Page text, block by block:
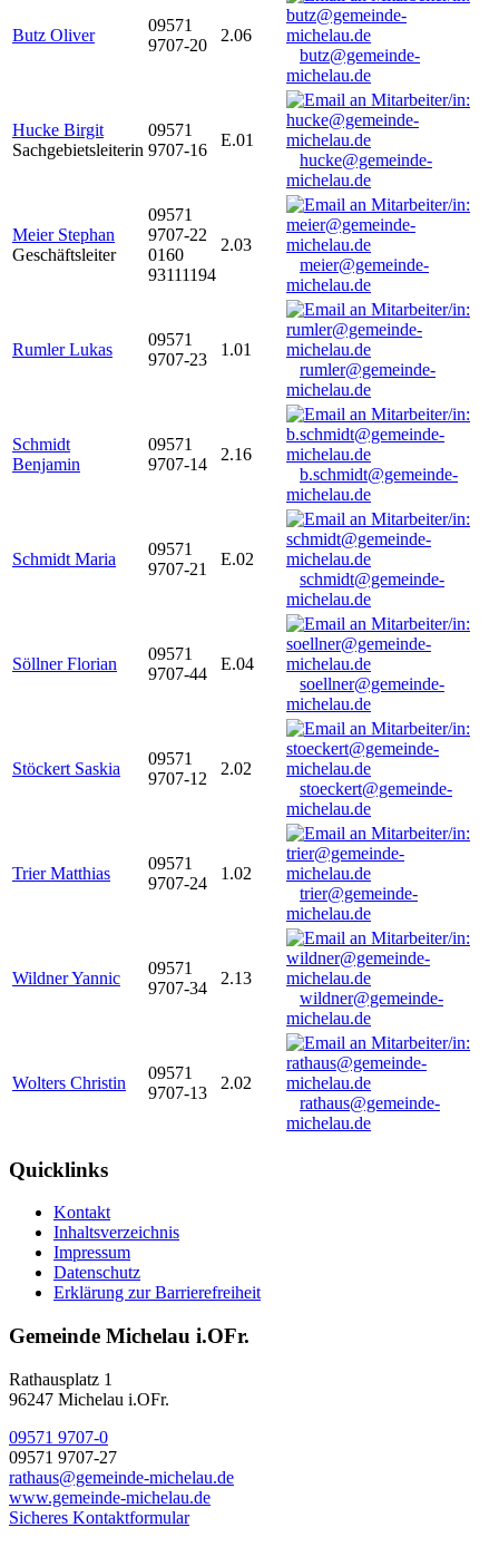
Butz Oliver
09571
9707-20
2.06
butz@gemeinde-
michelau.de
Hucke Birgit
Sachgebietsleiterin
09571
9707-16
E.01
hucke@gemeinde-
michelau.de
Meier Stephan
Geschäftsleiter
09571
9707-22
0160
93111194
2.03
meier@gemeinde-
michelau.de
Rumler Lukas
09571
9707-23
1.01
rumler@gemeinde-
michelau.de
Schmidt
Benjamin
09571
9707-14
2.16
b.schmidt@gemeinde-
michelau.de
Schmidt Maria
09571
9707-21
E.02
schmidt@gemeinde-
michelau.de
Söllner Florian
09571
9707-44
E.04
soellner@gemeinde-
michelau.de
Stöckert Saskia
09571
9707-12
2.02
stoeckert@gemeinde-
michelau.de
Trier Matthias
09571
9707-24
1.02
trier@gemeinde-
michelau.de
Wildner Yannic
09571
9707-34
2.13
wildner@gemeinde-
michelau.de
Wolters Christin
09571
9707-13
2.02
rathaus@gemeinde-
michelau.de
Quicklinks
Kontakt
Inhaltsverzeichnis
Impressum
Datenschutz
Erklärung zur Barrierefreiheit
Gemeinde Michelau i.OFr.
Rathausplatz 1
96247 Michelau i.OFr.
09571 9707-0
09571 9707-27
rathaus@gemeinde-michelau.de
www.gemeinde-michelau.de
Sicheres Kontaktformular